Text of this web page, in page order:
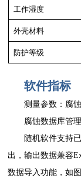
工作湿度
外壳材料
防护等级
软件指标
测量参数：腐
腐蚀数据库管理
随机软件支持已
出，输出数据兼容
数据导入功能，如图